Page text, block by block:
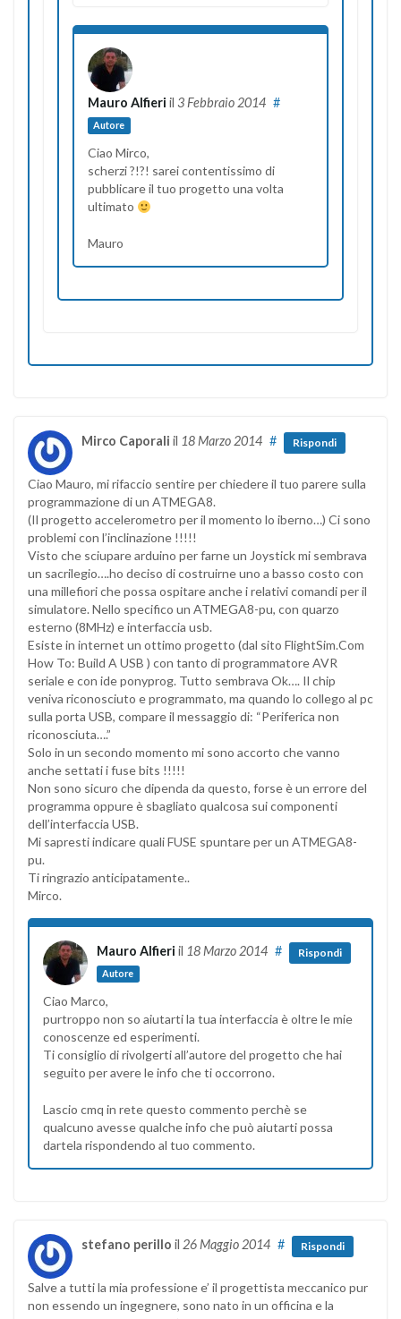
Mauro Alfieri il 3 Febbraio 2014
Autore
#
Ciao Mirco,
scherzi ?!?! sarei contentissimo di
pubblicare il tuo progetto una volta
ultimato
Mauro
Mirco Caporali il 18 Marzo 2014 # Rispondi
Ciao Mauro, mi rifaccio sentire per chiedere il tuo parere sulla
programmazione di un ATMEGA8.
(Il progetto accelerometro per il momento lo iberno…) Ci sono
problemi con l’inclinazione !!!!!
Visto che sciupare arduino per farne un Joystick mi sembrava
un sacrilegio….ho deciso di costruirne uno a basso costo con
una millefiori che possa ospitare anche i relativi comandi per il
simulatore. Nello specifico un ATMEGA8-pu, con quarzo
esterno (8MHz) e interfaccia usb.
Esiste in internet un ottimo progetto (dal sito FlightSim.Com
How To: Build A USB ) con tanto di programmatore AVR
seriale e con ide ponyprog. Tutto sembrava Ok…. Il chip
veniva riconosciuto e programmato, ma quando lo collego al pc
sulla porta USB, compare il messaggio di: “Periferica non
riconosciuta….”
Solo in un secondo momento mi sono accorto che vanno
anche settati i fuse bits !!!!!
Non sono sicuro che dipenda da questo, forse è un errore del
programma oppure è sbagliato qualcosa sui componenti
dell’interfaccia USB.
Mi sapresti indicare quali FUSE spuntare per un ATMEGA8-
pu.
Ti ringrazio anticipatamente..
Mirco.
Mauro Alfieri il 18 Marzo 2014
Autore
# Rispondi
Ciao Marco,
purtroppo non so aiutarti la tua interfaccia è oltre le mie
conoscenze ed esperimenti.
Ti consiglio di rivolgerti all’autore del progetto che hai
seguito per avere le info che ti occorrono.
Lascio cmq in rete questo commento perchè se
qualcuno avesse qualche info che può aiutarti possa
dartela rispondendo al tuo commento.
stefano perillo il 26 Maggio 2014 # Rispondi
Salve a tutti la mia professione e’ il progettista meccanico pur
non essendo un ingegnere, sono nato in un officina e la